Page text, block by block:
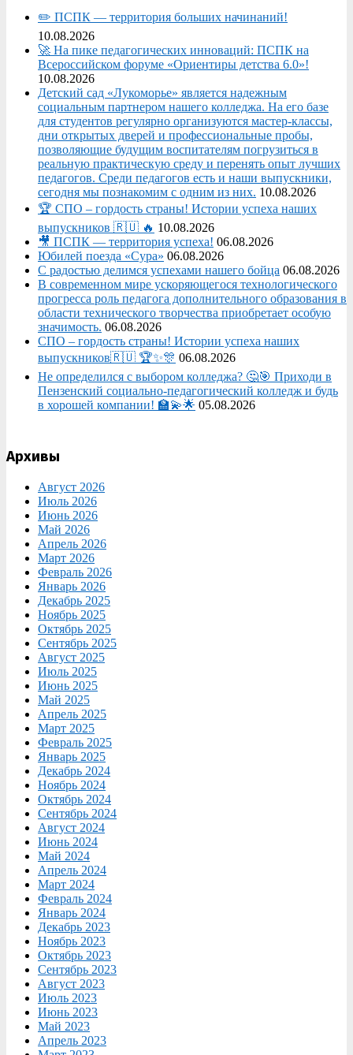
✏️ ПСПК — территория больших начинаний!
10.08.2026
🚀 На пике педагогических инноваций: ПСПК на
Всероссийском форуме «Ориентиры детства 6.0»!
10.08.2026
Детский сад «Лукоморье» является надежным
социальным партнером нашего колледжа. На его базе
для студентов регулярно организуются мастер-классы,
дни открытых дверей и профессиональные пробы,
позволяющие будущим воспитателям погрузиться в
реальную практическую среду и перенять опыт лучших
педагогов. Среди педагогов есть и наши выпускники,
сегодня мы познакомим с одним из них. 10.08.2026
🏆 СПО – гордость страны! Истории успеха наших
выпускников 🇷🇺 🔥 10.08.2026
🎥 ПСПК — территория успеха! 06.08.2026
Юбилей поезда «Сура» 06.08.2026
С радостью делимся успехами нашего бойца 06.08.2026
В современном мире ускоряющегося технологического
прогресса роль педагога дополнительного образования в
области технического творчества приобретает особую
значимость. 06.08.2026
СПО – гордость страны! Истории успеха наших
выпускников🇷🇺 🏆✨🎊 06.08.2026
Не определился с выбором колледжа? 🤔🎯 Приходи в
Пензенский социально-педагогический колледж и будь
в хорошей компании! 🏫💫🌟 05.08.2026
Архивы
Август 2026
Июль 2026
Июнь 2026
Май 2026
Апрель 2026
Март 2026
Февраль 2026
Январь 2026
Декабрь 2025
Ноябрь 2025
Октябрь 2025
Сентябрь 2025
Август 2025
Июль 2025
Июнь 2025
Май 2025
Апрель 2025
Март 2025
Февраль 2025
Январь 2025
Декабрь 2024
Ноябрь 2024
Октябрь 2024
Сентябрь 2024
Август 2024
Июнь 2024
Май 2024
Апрель 2024
Март 2024
Февраль 2024
Январь 2024
Декабрь 2023
Ноябрь 2023
Октябрь 2023
Сентябрь 2023
Август 2023
Июль 2023
Июнь 2023
Май 2023
Апрель 2023